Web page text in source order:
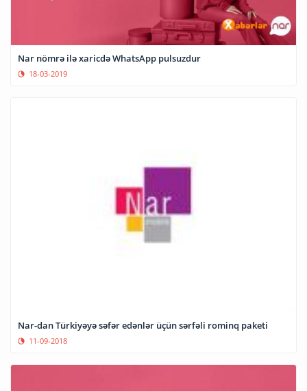
Nar nömrə ilə xaricdə WhatsApp pulsuzdur
18-03-2019
Nar-dan Türkiyəyə səfər edənlər üçün sərfəli rominq paketi
11-09-2018